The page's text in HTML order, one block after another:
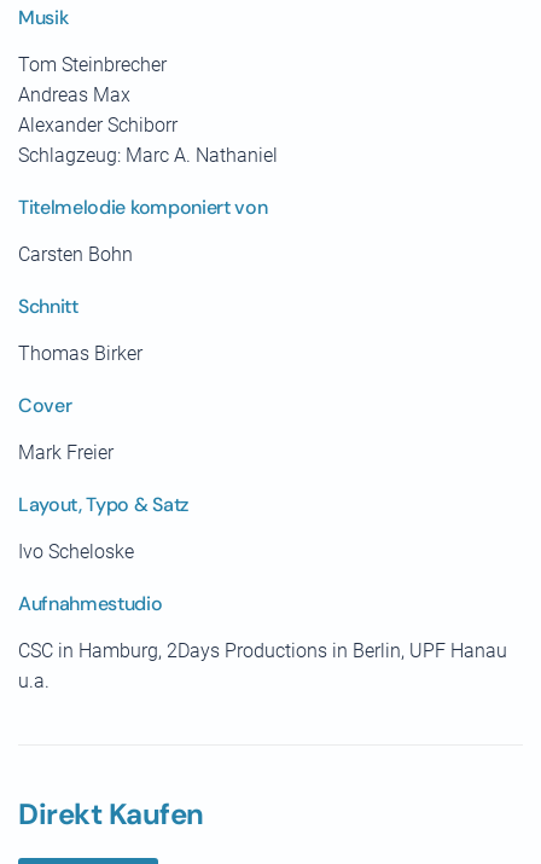
Musik
Tom Steinbrecher
Andreas Max
Alexander Schiborr
Schlagzeug: Marc A. Nathaniel
Titelmelodie komponiert von
Carsten Bohn
Schnitt
Thomas Birker
Cover
Mark Freier
Layout, Typo & Satz
Ivo Scheloske
Aufnahmestudio
CSC in Hamburg, 2Days Productions in Berlin, UPF Hanau
u.a.
Direkt Kaufen